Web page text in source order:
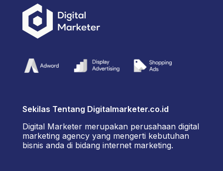
Sekilas Tentang Digitalmarketer.co.id
Digital Marketer merupakan perusahaan digital
marketing agency yang mengerti kebutuhan
bisnis anda di bidang internet marketing.